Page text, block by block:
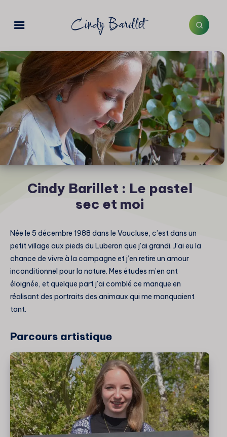
Cindy Barillet : Le pastel
sec et moi
Née le 5 décembre 1988 dans le Vaucluse, c’est dans un
petit village aux pieds du Luberon que j’ai grandi. J’ai eu la
chance de vivre à la campagne et j’en retire un amour
inconditionnel pour la nature. Mes études m’en ont
éloignée, et quelque part j’ai comblé ce manque en
réalisant des portraits des animaux qui me manquaient
tant.
Parcours artistique